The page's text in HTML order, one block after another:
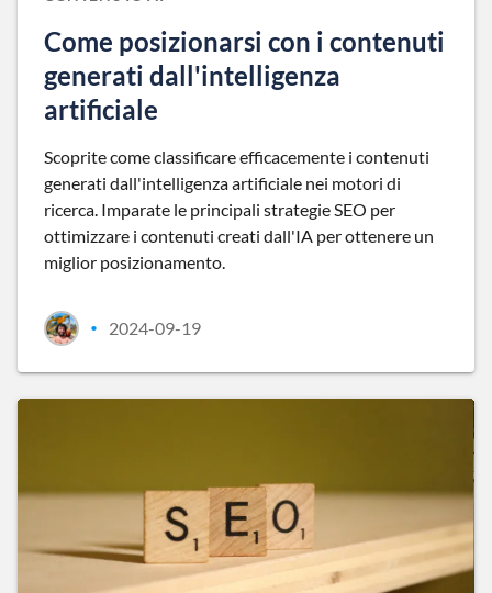
Come posizionarsi con i contenuti
generati dall'intelligenza
artificiale
Scoprite come classificare efficacemente i contenuti
generati dall'intelligenza artificiale nei motori di
ricerca. Imparate le principali strategie SEO per
ottimizzare i contenuti creati dall'IA per ottenere un
miglior posizionamento.
• 2024-09-19